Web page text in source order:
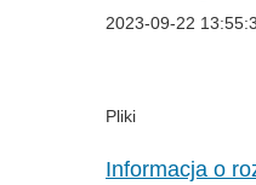
2023-09-22
Pliki
Informacja o